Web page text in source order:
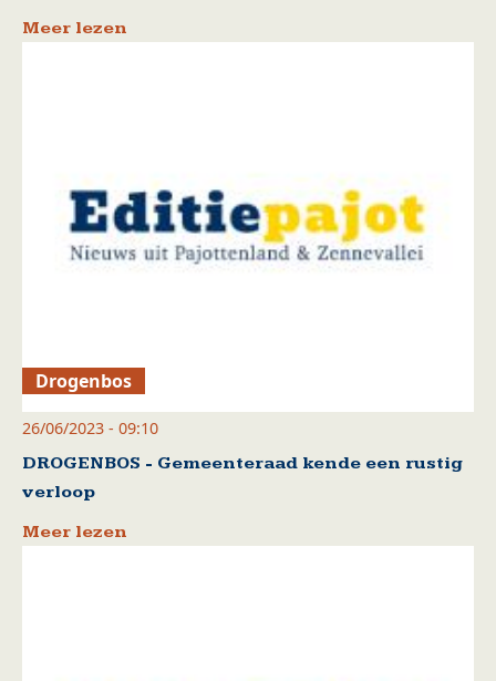
Meer lezen
Drogenbos
26/06/2023 - 09:10
DROGENBOS - Gemeenteraad kende een rustig
verloop
Meer lezen